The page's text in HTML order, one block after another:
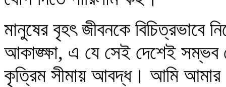
মানুষের বৃহৎ জীবনকে বিচিত্রভাবে
আকাঙ্ক্ষা, এ যে সেই দেশেই সম্ভব
কৃত্রিম সীমায় আবদ্ধ। আমি আমার